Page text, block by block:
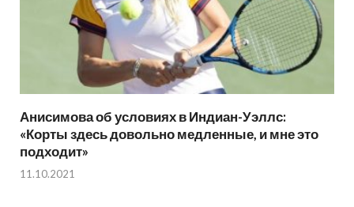
Анисимова об условиях в Индиан-Уэллс:
«Корты здесь довольно медленные, и мне это
подходит»
11.10.2021